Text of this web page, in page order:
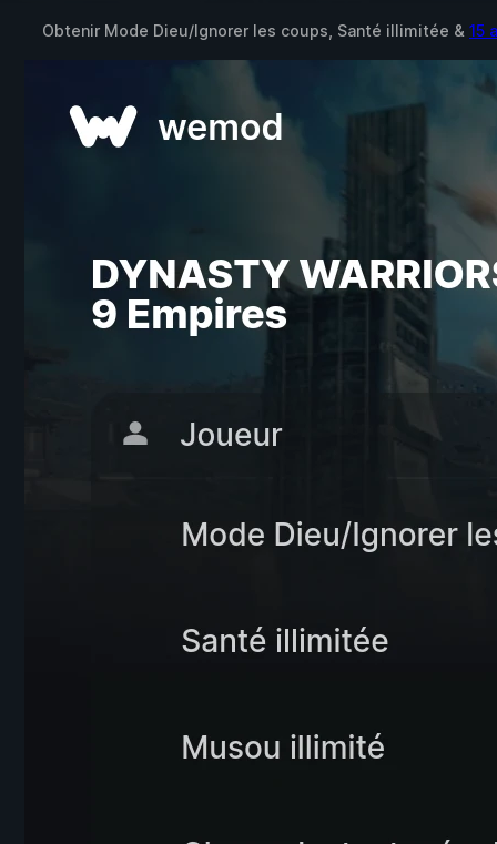
Obtenir Mode Dieu/Ignorer les coups, Santé illimitée & 15